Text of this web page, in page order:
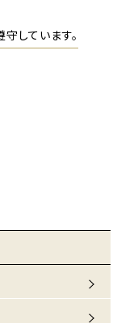
しています。